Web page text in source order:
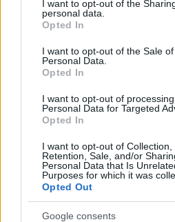
not limited to your visit or usage
grant or deny consent to Google
use your data for below specified
consent section.
I want to opt-out of the
personal data.
Opted In
I want to opt-out of the Sale
Personal Data.
Opted In
I want to opt-out of
Personal Data for Targeted
Opted In
I want to opt-out of Collection,
Retention, Sale, and/or
Personal Data that Is
Purposes for which it was
Opted Out
Google consents
Βελτιωμένη η εικόνα
Κουβαρά: Παραδόθηκαν
Άγιος Στυλιανός
Η Μαρία Καρυστιανού
το παρακίνημα, ο
προσέγγισε
Σεφερλής είναι
είμαι εργατικός»
Παράταση για να
ιδιοκτήτης και
το ελικόπτερο στο